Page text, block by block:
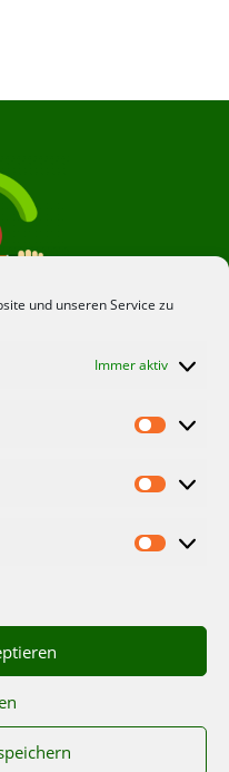
und unseren Service zu
Immer aktiv
GÖTTINGEN